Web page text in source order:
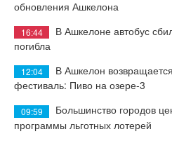
обновления Ашкелона
16:44
В Ашкелоне автобус
погибла
12:04
В Ашкелон
фестиваль: Пиво на озере-3
09:59
Большинство городов
программы льготных лотерей